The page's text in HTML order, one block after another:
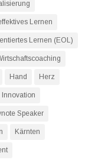
Lernen
Lernen (EOL)
Hand Herz
Innovation
Speaker
Kärnten